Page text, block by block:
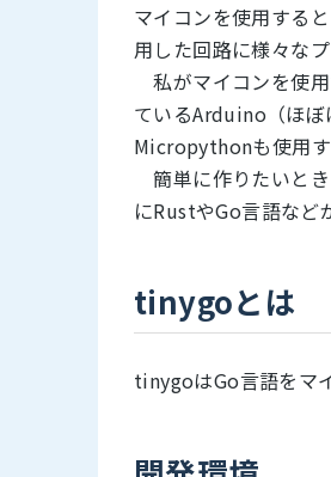
マイコンを使用する
用した回路に様々な
私がマイコンを使
ているArduino（ほぼ
Micropythonも使用す
簡単に作りたいと
にRustやGo言語など
tinygoとは
tinygoはGo言語をマ